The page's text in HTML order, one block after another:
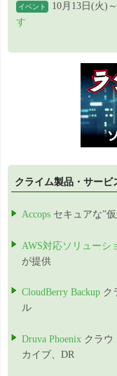
イベント 10月13日(火)
す
クライム製品・サービ
Accops セキュアな”
AWS対応ソリューシ
が提供
CloudBerry Backup ク
ル
Druva Phoenix クラウ
カイブ、DR